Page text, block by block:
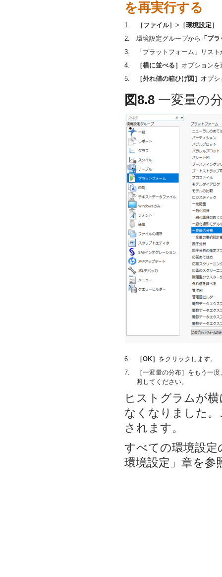
を再実行する
1. ［ファイル］ > ［環境設定］
2.
環境設定グループから 「プ
3.
「プラットフォーム」リスト
4.
［横に並べる］ オプション
5.
［外れ値の箱ひげ図］ オプシ
図8.8 一変量の
6. ［OK］ をクリックします。
7.
［一変量の分布］をもう一
照してください。
ヒストグラムが
なくなりました
されます。
すべての環境設
環境設定」章を参